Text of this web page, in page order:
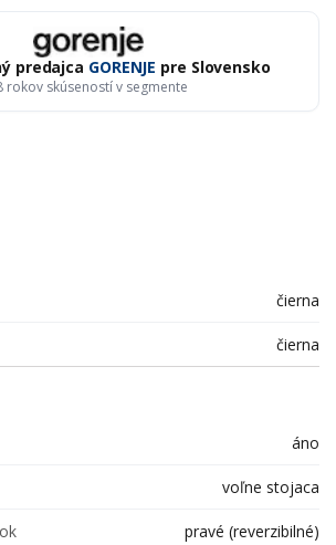
predajca GORENJE pre Slovensko
rokov skúseností v segmente
čierna
čierna
áno
voľne stojaca
pravé (reverzibilné)